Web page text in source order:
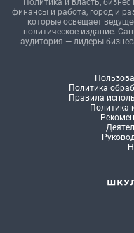
Политика и власть,
финансы и работа, город и
которые освещает
политическое издание.
аудитория — лидеры
Политика
Правила
Политика